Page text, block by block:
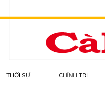
THỜI SỰ CHÍNH TRỊ